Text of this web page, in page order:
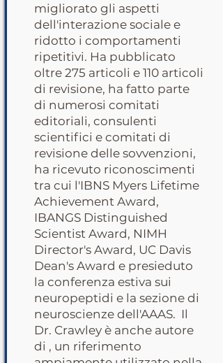
migliorato gli aspetti
dell'interazione sociale e
ridotto i comportamenti
ripetitivi. Ha pubblicato
oltre 275 articoli e 110 articoli
di revisione, ha fatto parte
di numerosi comitati
editoriali, consulenti
scientifici e comitati di
revisione delle sovvenzioni,
ha ricevuto riconoscimenti
tra cui l'IBNS Myers Lifetime
Achievement Award,
IBANGS Distinguished
Scientist Award, NIMH
Director's Award, UC Davis
Dean's Award e presieduto
la conferenza estiva sui
neuropeptidi e la sezione di
neuroscienze dell'AAAS. Il
Dr. Crawley è anche autore
di , un riferimento